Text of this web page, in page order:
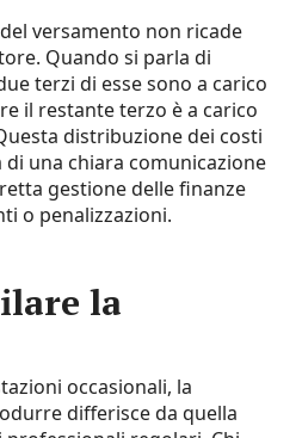
versamento non ricade
Quando si parla di
terzi di esse sono a carico
il restante terzo è a carico
distribuzione dei costi
una chiara comunicazione
gestione delle finanze
o penalizzazioni.
la
occasionali, la
differisce da quella